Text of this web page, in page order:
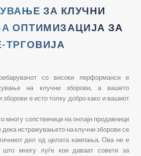
ЗА КЛУЧНИ
ОПТИМИЗАЦИЈА ЗА
ТРГОВИЈА
со високи перформанси е
на клучни зборови, а вашето
е исто толку добро како и вашиот
многу сопственици на онлајн продавници
дека истражувањето на клучни зборови се
дел од целата кампања. Ова не е
што многу луѓе кои даваат совети за